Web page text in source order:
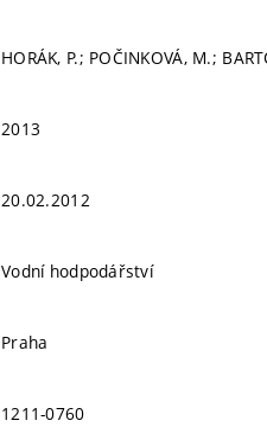
HORÁK, P.; POČINKOVÁ, M.;
2013
20.02.2012
Vodní hodpodářství
Praha
1211-0760